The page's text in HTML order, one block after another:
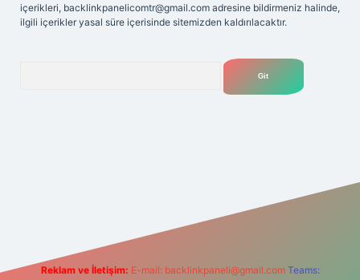
içerikleri, backlinkpanelicomtr@gmail.com adresine bildirmeniz halinde,
ilgili içerikler yasal süre içerisinde sitemizden kaldırılacaktır.
Reklam ve İletişim: E-mail: backlinkpaneli@gmail.com Teams: